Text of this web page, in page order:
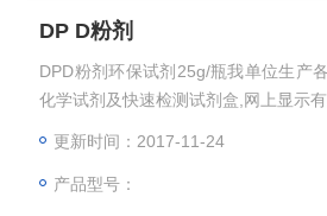
DP D粉剂
DPD粉剂环保试剂25g/瓶我单位生产
化学试剂及快速检测试剂盒,网上显示
更新时间：2017-11-24
产品型号：